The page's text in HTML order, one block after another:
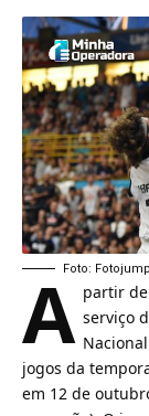
Foto:
A partir
serviço
jogos da
em 12 de